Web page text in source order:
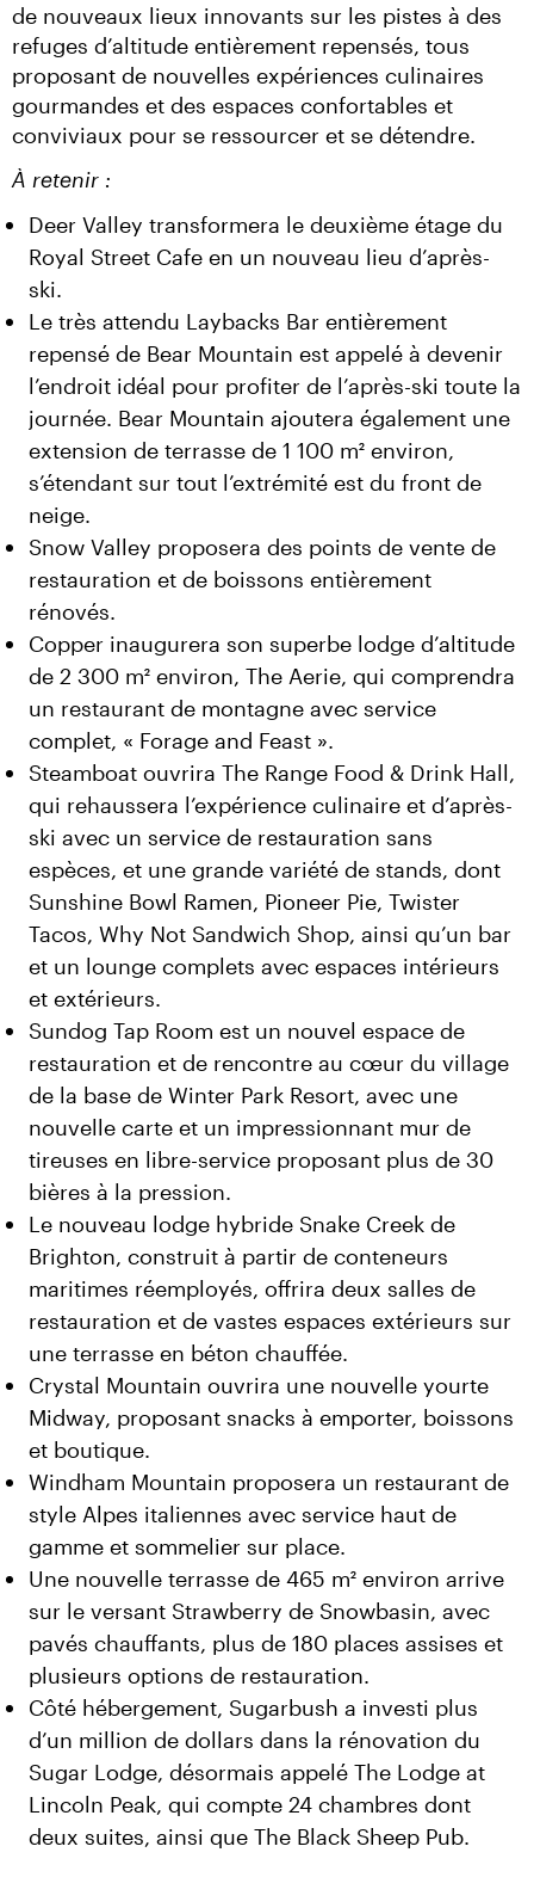
de nouveaux lieux innovants sur les pistes à des
refuges d’altitude entièrement repensés, tous
proposant de nouvelles expériences culinaires
gourmandes et des espaces confortables et
conviviaux pour se ressourcer et se détendre.
À retenir :
Deer Valley transformera le deuxième étage du
Royal Street Cafe en un nouveau lieu d’après-
ski.
Le très attendu Laybacks Bar entièrement
repensé de Bear Mountain est appelé à devenir
l’endroit idéal pour profiter de l’après-ski toute la
journée. Bear Mountain ajoutera également une
extension de terrasse de 1 100 m² environ,
s’étendant sur tout l’extrémité est du front de
neige.
Snow Valley proposera des points de vente de
restauration et de boissons entièrement
rénovés.
Copper inaugurera son superbe lodge d’altitude
de 2 300 m² environ, The Aerie, qui comprendra
un restaurant de montagne avec service
complet, « Forage and Feast ».
Steamboat ouvrira The Range Food & Drink Hall,
qui rehaussera l’expérience culinaire et d’après-
ski avec un service de restauration sans
espèces, et une grande variété de stands, dont
Sunshine Bowl Ramen, Pioneer Pie, Twister
Tacos, Why Not Sandwich Shop, ainsi qu’un bar
et un lounge complets avec espaces intérieurs
et extérieurs.
Sundog Tap Room est un nouvel espace de
restauration et de rencontre au cœur du village
de la base de Winter Park Resort, avec une
nouvelle carte et un impressionnant mur de
tireuses en libre-service proposant plus de 30
bières à la pression.
Le nouveau lodge hybride Snake Creek de
Brighton, construit à partir de conteneurs
maritimes réemployés, offrira deux salles de
restauration et de vastes espaces extérieurs sur
une terrasse en béton chauffée.
Crystal Mountain ouvrira une nouvelle yourte
Midway, proposant snacks à emporter, boissons
et boutique.
Windham Mountain proposera un restaurant de
style Alpes italiennes avec service haut de
gamme et sommelier sur place.
Une nouvelle terrasse de 465 m² environ arrive
sur le versant Strawberry de Snowbasin, avec
pavés chauffants, plus de 180 places assises et
plusieurs options de restauration.
Côté hébergement, Sugarbush a investi plus
d’un million de dollars dans la rénovation du
Sugar Lodge, désormais appelé The Lodge at
Lincoln Peak, qui compte 24 chambres dont
deux suites, ainsi que The Black Sheep Pub.